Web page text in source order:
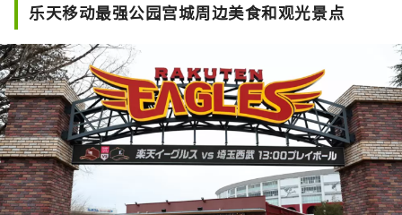
乐天移动最强公园宫城周边美食和观光景点